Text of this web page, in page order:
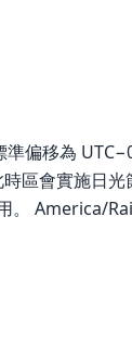
偏移為
區會實施日光
。 America/